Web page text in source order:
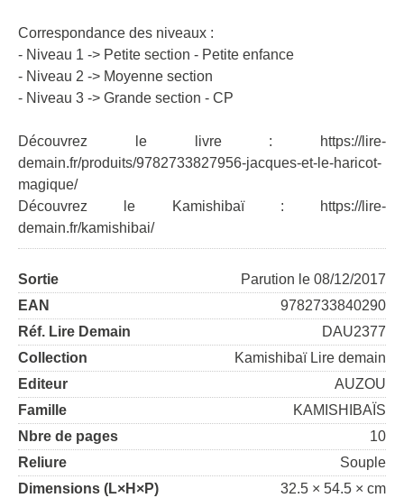
Correspondance des niveaux :
- Niveau 1 -> Petite section - Petite enfance
- Niveau 2 -> Moyenne section
- Niveau 3 -> Grande section - CP
Découvrez le livre :
https://lire-
demain.fr/produits/9782733827956-jacques-et-le-haricot-
magique/
Découvrez le Kamishibaï :
https://lire-
demain.fr/kamishibai/
Sortie
Parution le 08/12/2017
EAN
9782733840290
Réf. Lire Demain
DAU2377
Collection
Kamishibaï Lire demain
Editeur
AUZOU
Famille
KAMISHIBAÏS
Nbre de pages
10
Reliure
Souple
Dimensions (L×H×P)
32.5 × 54.5 × cm